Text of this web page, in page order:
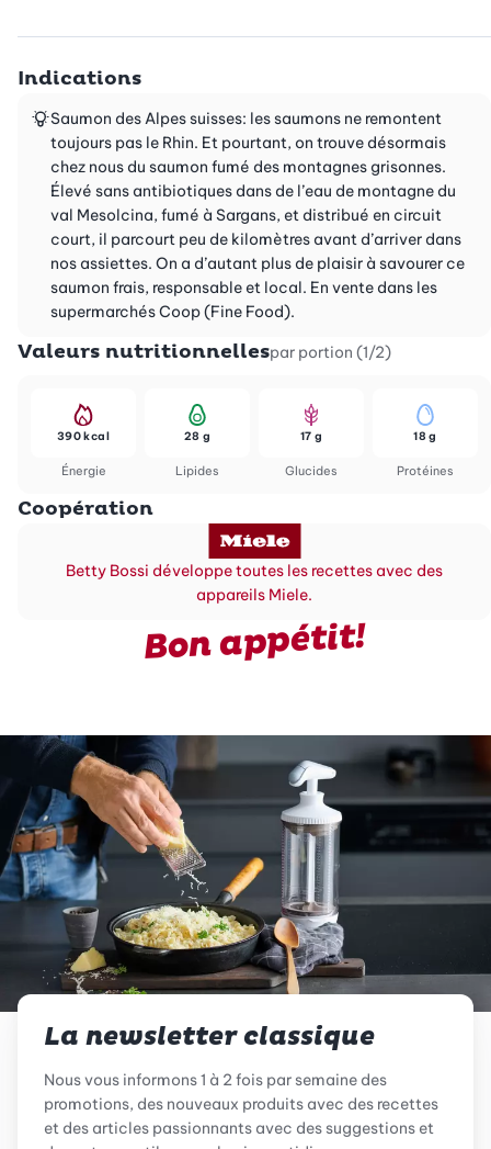
Indications
Saumon des Alpes suisses: les saumons ne remontent
toujours pas le Rhin. Et pourtant, on trouve désormais
chez nous du saumon fumé des montagnes grisonnes.
Élevé sans antibiotiques dans de l’eau de montagne du
val Mesolcina, fumé à Sargans, et distribué en circuit
court, il parcourt peu de kilomètres avant d’arriver dans
nos assiettes. On a d’autant plus de plaisir à savourer ce
saumon frais, responsable et local. En vente dans les
supermarchés Coop (Fine Food).
Valeurs nutritionnellespar portion (1/2)
Énergie
390 kcal
Lipides
28 g
Glucides
17 g
Protéines
18 g
Coopération
Betty Bossi développe toutes les recettes avec des
appareils Miele.
Bon appétit!
La newsletter classique
Nous vous informons 1 à 2 fois par semaine des
promotions, des nouveaux produits avec des recettes
et des articles passionnants avec des suggestions et